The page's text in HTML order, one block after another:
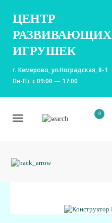
ЦЕНТР
РАЗВИВАЮЩИХ
ИГРУШЕК
г. Кемерово, ул.Ноградская, 8-1
Пн-Пт с 09:00 — 17:00
0